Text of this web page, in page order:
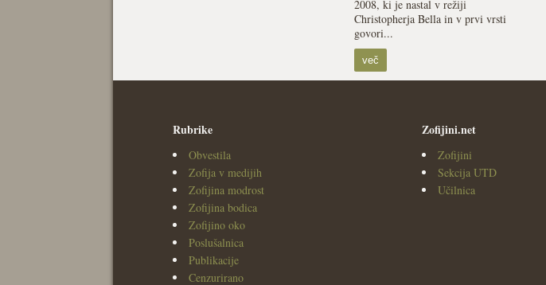
2008, ki je nastal v režiji
Christopherja Bella in v prvi vrsti
govori...
več
Rubrike
Obvestila
Zofija v medijih
Zofijina modrost
Zofijina bodica
Zofijino oko
Poslušalnica
Publikacije
Cenzurirano
Zofijini.net
Zofijini
Sekcija UTD
Učilnica